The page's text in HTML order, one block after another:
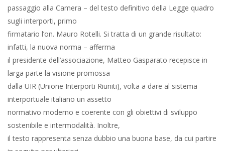
passaggio alla Camera – del testo definitivo della Legge quadro
sugli interporti, primo
firmatario l’on. Mauro Rotelli. Si tratta di un grande risultato:
infatti, la nuova norma – afferma
il presidente dell’associazione, Matteo Gasparato recepisce in
larga parte la visione promossa
dalla UIR (Unione Interporti Riuniti), volta a dare al sistema
interportuale italiano un assetto
normativo moderno e coerente con gli obiettivi di sviluppo
sostenibile e intermodalità. Inoltre,
il testo rappresenta senza dubbio una buona base, da cui partire